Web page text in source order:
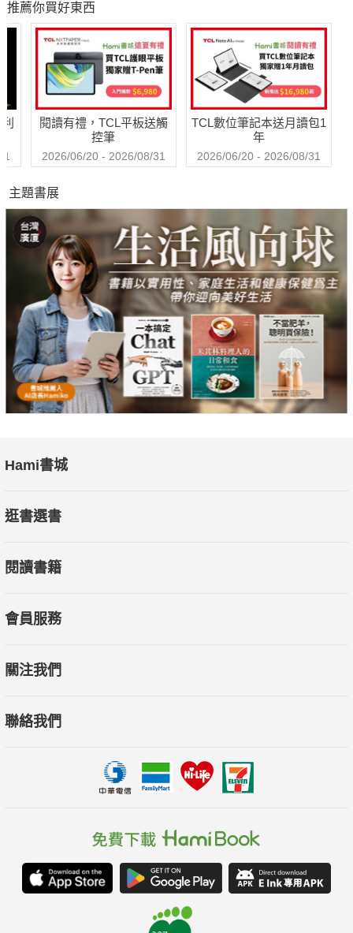
推薦你買好東西
閱讀有禮，TCL平板送觸
控筆
2026/06/20 - 2026/08/31
TCL數位筆記本送月讀包1
年
2026/06/20 - 2026/08/31
主題書展
Hami書城
逛書選書
閱讀書籍
會員服務
關注我們
聯絡我們